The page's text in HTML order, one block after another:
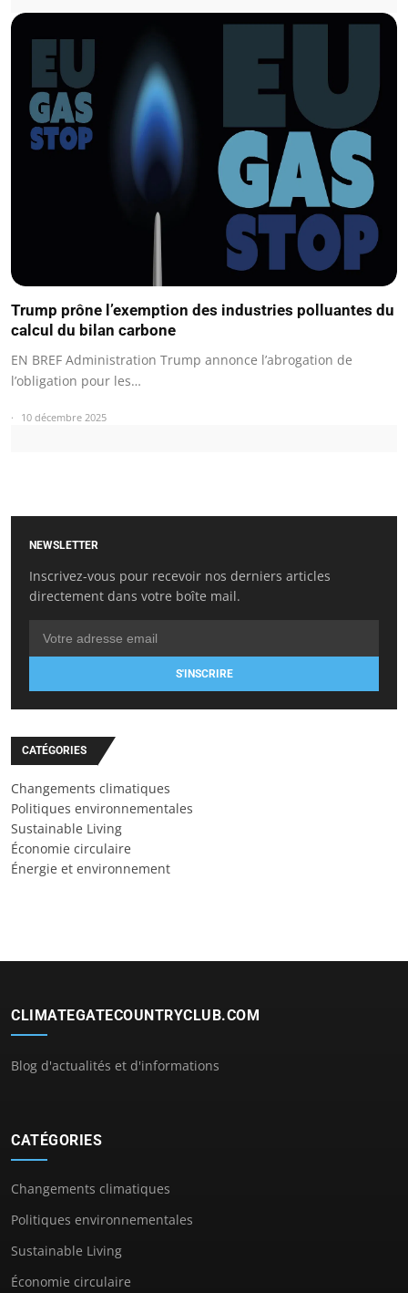
Trump prône l’exemption des industries polluantes du
calcul du bilan carbone
EN BREF Administration Trump annonce l’abrogation de
l’obligation pour les…
10 décembre 2025
NEWSLETTER
Inscrivez-vous pour recevoir nos derniers articles
directement dans votre boîte mail.
S'INSCRIRE
CATÉGORIES
Changements climatiques
Politiques environnementales
Sustainable Living
Économie circulaire
Énergie et environnement
CLIMATEGATECOUNTRYCLUB.COM
Blog d'actualités et d'informations
CATÉGORIES
Changements climatiques
Politiques environnementales
Sustainable Living
Économie circulaire